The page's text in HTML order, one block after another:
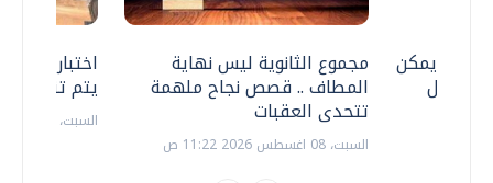
اختبارات
يتم
السبت، 18 يوليو 2026 09:22 ص
مجموع الثانوية ليس نهاية
المطاف .. قصص نجاح ملهمة
تتحدى العقبات
السبت، 08 اغسطس 2026 11:22 ص
.. هل يمكن
نتعامل